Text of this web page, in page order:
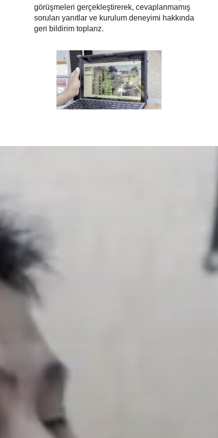
görüşmeleri gerçekleştirerek, cevaplanmamış
soruları yanıtlar ve kurulum deneyimi hakkında
geri bildirim toplarız.